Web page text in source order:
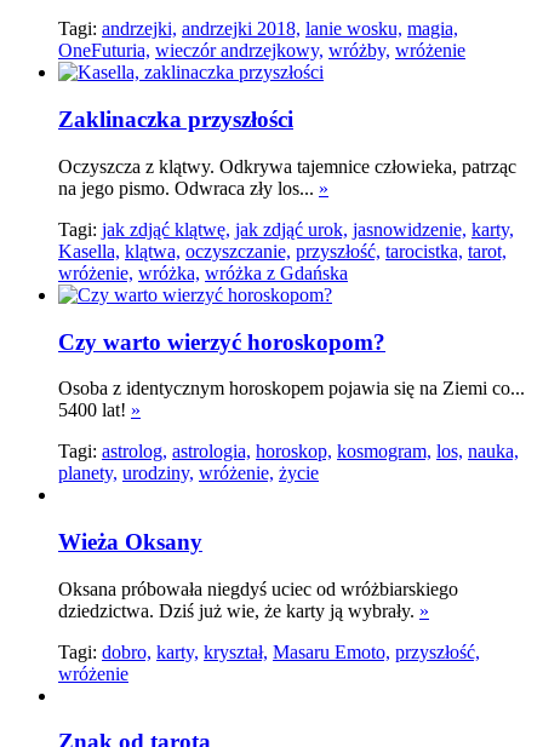
Tagi: andrzejki, andrzejki 2018, lanie wosku, magia,
OneFuturia, wieczór andrzejkowy, wróżby, wróżenie
Zaklinaczka przyszłości
Oczyszcza z klątwy. Odkrywa tajemnice człowieka, patrząc
na jego pismo. Odwraca zły los... »
Tagi: jak zdjąć klątwę, jak zdjąć urok, jasnowidzenie, karty,
Kasella, klątwa, oczyszczanie, przyszłość, tarocistka, tarot,
wróżenie, wróżka, wróżka z Gdańska
Czy warto wierzyć horoskopom?
Osoba z identycznym horoskopem pojawia się na Ziemi co...
5400 lat! »
Tagi: astrolog, astrologia, horoskop, kosmogram, los, nauka,
planety, urodziny, wróżenie, życie
Wieża Oksany
Oksana próbowała niegdyś uciec od wróżbiarskiego
dziedzictwa. Dziś już wie, że karty ją wybrały. »
Tagi: dobro, karty, kryształ, Masaru Emoto, przyszłość,
wróżenie